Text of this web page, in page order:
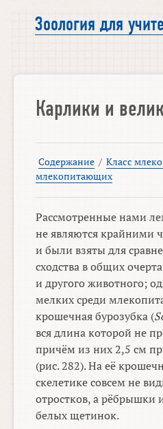
Зоология для
Карлики и
Содержание / Класс
млекопитающих
Рассмотренные нами
не являются крайними
и были взяты для
сходства в общих
и другого животного;
мелких среди
крошечная бурозубка (
вся длина которой не
причём из них 2,5 см
(рис. 282). На её
скелетике совсем не
отростков, а рёбрышки
белых щетинок.